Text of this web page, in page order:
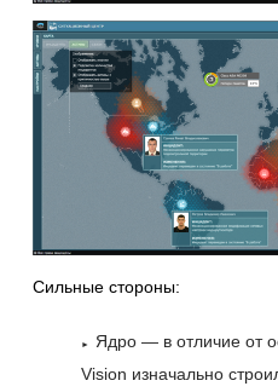
Сильные стороны:
Ядро — в отличие от
Vision изначально